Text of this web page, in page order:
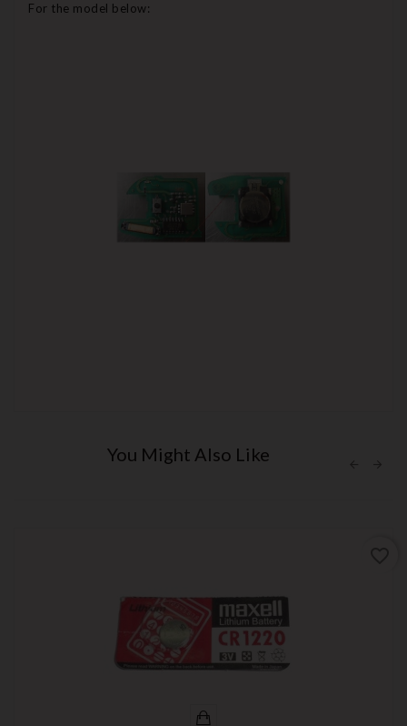
For the model below:
You Might Also Like